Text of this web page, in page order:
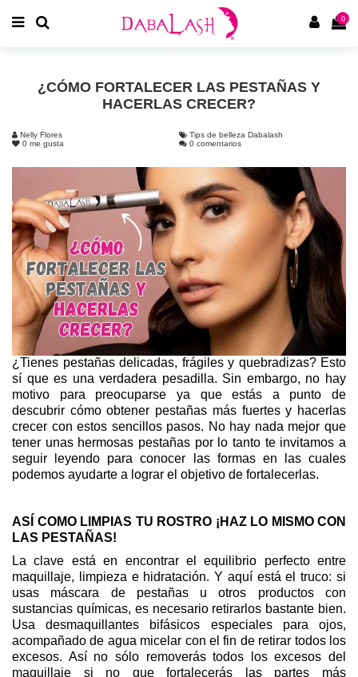
0
¿CÓMO FORTALECER LAS PESTAÑAS Y
HACERLAS CRECER?
Nelly Flores
Tips de belleza Dabalash
0 me gusta 0 comentarios
¿Tienes pestañas delicadas, frágiles y quebradizas? Esto
sí que es una verdadera pesadilla. Sin embargo, no hay
motivo para preocuparse ya que estás a punto de
descubrir cómo obtener pestañas más fuertes y hacerlas
crecer con estos sencillos pasos. No hay nada mejor que
tener unas hermosas pestañas por lo tanto te invitamos a
seguir leyendo para conocer las formas en las cuales
podemos ayudarte a lograr el objetivo de fortalecerlas.
ASÍ COMO LIMPIAS TU ROSTRO ¡HAZ LO MISMO CON
LAS PESTAÑAS!
La clave está en encontrar el equilibrio perfecto entre
maquillaje, limpieza e hidratación. Y aquí está el truco: si
usas máscara de pestañas u otros productos con
sustancias químicas, es necesario retirarlos bastante bien.
Usa desmaquillantes bifásicos especiales para ojos,
acompañado de agua micelar con el fin de retirar todos los
excesos. Así no sólo removerás todos los excesos del
maquillaje si no que fortalecerás las partes más